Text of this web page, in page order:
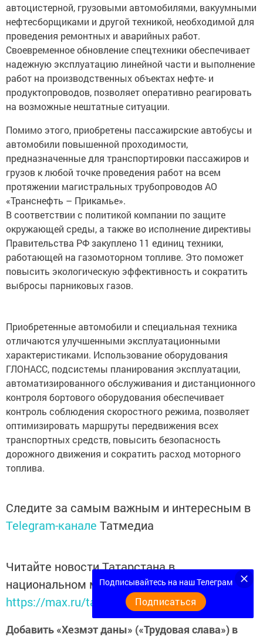
автоцистерной, грузовыми автомобилями, вакуумными
нефтесборщиками и другой техникой, необходимой для
проведения ремонтных и аварийных работ.
Своевременное обновление спецтехники обеспечивает
надежную эксплуатацию линейной части и выполнение
работ на производственных объектах нефте- и
продуктопроводов, позволяет оперативно реагировать
на возможные нештатные ситуации.
Помимо этого, приобретены пассажирские автобусы и
автомобили повышенной проходимости,
предназначенные для транспортировки пассажиров и
грузов к любой точке проведения работ на всем
протяжении магистральных трубопроводов АО
«Транснефть – Прикамье».
В соответствии с политикой компании по защите
окружающей среды, а также во исполнение директивы
Правительства РФ закуплено 11 единиц техники,
работающей на газомоторном топливе. Это поможет
повысить экологическую эффективность и сократить
выбросы парниковых газов.
Приобретенные автомобили и специальная техника
отличаются улучшенными эксплуатационными
характеристиками. Использование оборудования
ГЛОНАСС, подсистемы планирования эксплуатации,
автоматизированного обслуживания и дистанционного
контроля бортового оборудования обеспечивает
контроль соблюдения скоростного режима, позволяет
оптимизировать маршруты передвижения всех
транспортных средств, повысить безопасность
дорожного движения и сократить расход моторного
топлива.
Следите за самым важным и интересным в
Telegram-канале Татмедиа
Читайте новости Татарстана в
национальном мессенджере MАХ:
https://max.ru/tatmedia
Добавить «Хезмэт даны» («Трудовая слава») в
Подписывайтесь на наш Телеграм
Подписаться